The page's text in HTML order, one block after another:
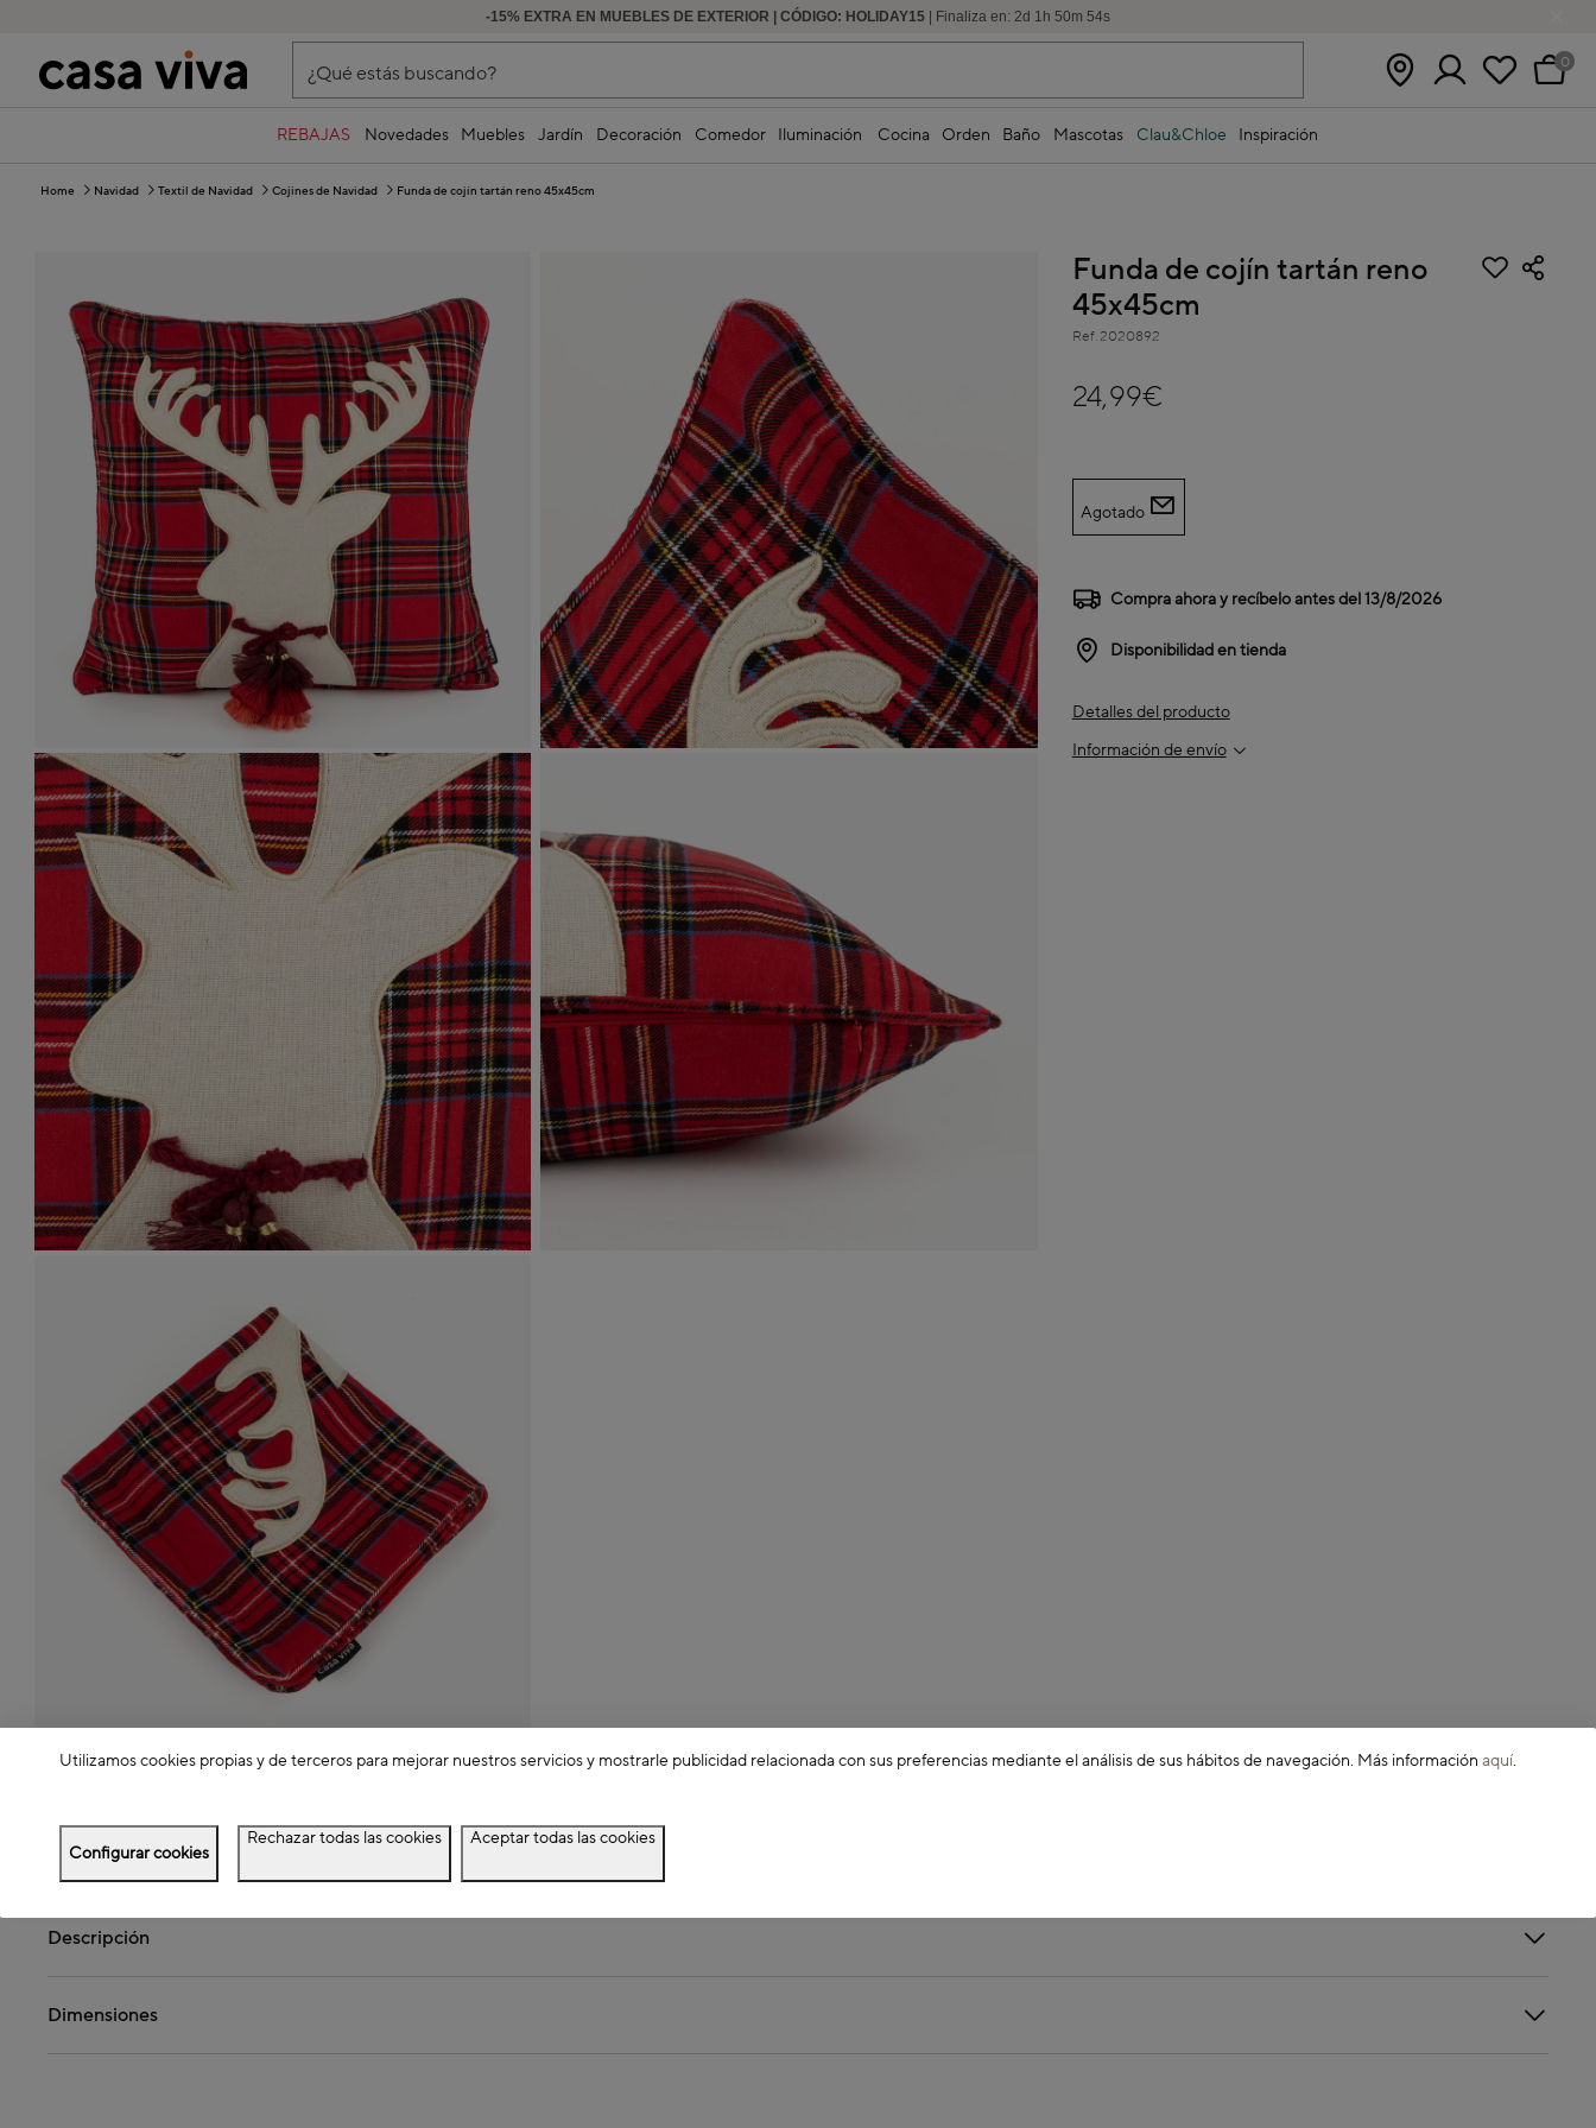
-15% EXTRA EN MUEBLES DE EXTERIOR | CÓDIGO: HOLIDAY15 | Finaliza en: 2d 1 h 50m 54s
HASTA -60% DE DESCUENTO | SEGUNDAS REBAJAS
¿Qué estás buscando? 0
REBAJAS Novedades Muebles Jardín Decoración Comedor Iluminación Cocina Orden Baño Mascotas Clau&Chloe Inspiración
Home Navidad Textil de Navidad Cojines de Navidad Funda de cojín tartán reno 45x45cm
Funda de cojín tartán reno
45x45cm
Ref.2020892
24,99€
Agotado
Compra ahora y recíbelo antes del13/8/2026
Disponibilidad en tienda
Detalles del producto
Información de envío
Detalles del producto
Descripción
Dimensiones
Utilizamos cookies propias y de terceros para mejorar nuestros servicios y mostrarle publicidad relacionada con sus preferencias mediante el análisis de sus hábitos de navegación. Más información aquí.
Configurar cookies
Rechazar todas las cookies Aceptar todas las cookies